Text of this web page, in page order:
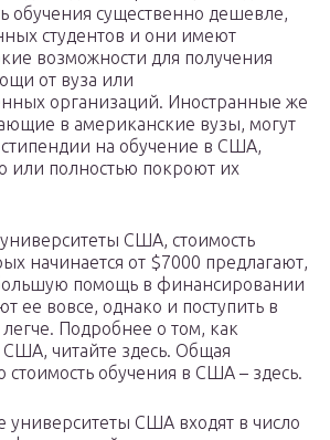
обучения существенно дешевле,
студентов и они имеют
возможности для получения
от вуза или
организаций. Иностранные же
в американские вузы, могут
стипендии на обучение в США,
или полностью покроют их
США, стоимость
начинается от $7000 предлагают,
помощь в финансировании
ее вовсе, однако и поступить в
Подробнее о том, как
США, читайте здесь. Общая
обучения в США – здесь.
университеты США входят в число